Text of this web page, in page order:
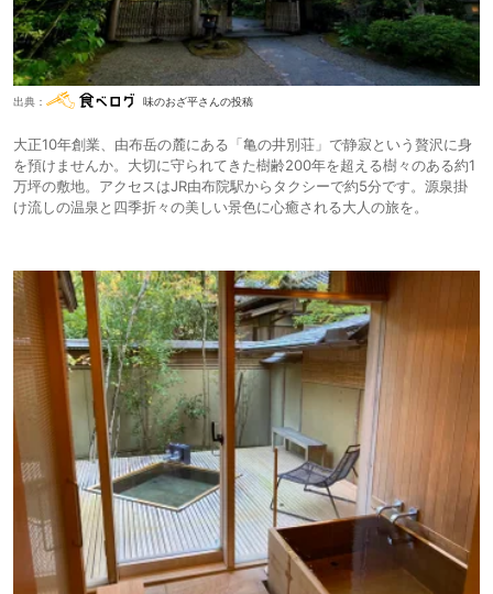
出典： 味のおざ平さんの投稿
大正10年創業、由布岳の麓にある「亀の井別荘」で静寂という贅沢に身
を預けませんか。大切に守られてきた樹齢200年を超える樹々のある約1
万坪の敷地。アクセスはJR由布院駅からタクシーで約5分です。源泉掛
け流しの温泉と四季折々の美しい景色に心癒される大人の旅を。